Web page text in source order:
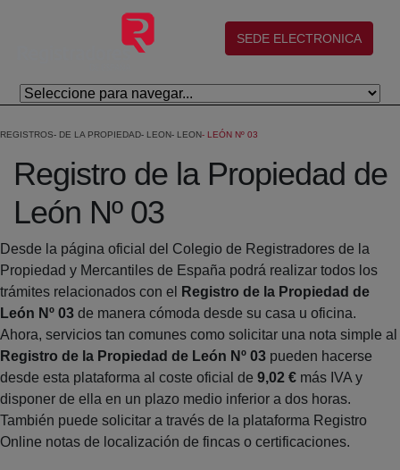
Salta al contingut principal
(abre en nueva ventana)
SEDE ELECTRONICA
REGISTROS DE LA PROPIEDAD LEON LEON LEÓN Nº 03
Registro de la Propiedad de
León Nº 03
Desde la página oficial del Colegio de Registradores de la
Propiedad y Mercantiles de España podrá realizar todos los
trámites relacionados con el
Registro de la Propiedad de
León Nº 03 de manera cómoda desde su casa u oficina.
Ahora, servicios tan comunes como solicitar una nota simple al
Registro de la Propiedad de León Nº 03 pueden hacerse
desde esta plataforma al coste oficial de 9,02 € más IVA y
disponer de ella en un plazo medio inferior a dos horas.
También puede solicitar a través de la plataforma Registro
Online notas de localización de fincas o certificaciones.